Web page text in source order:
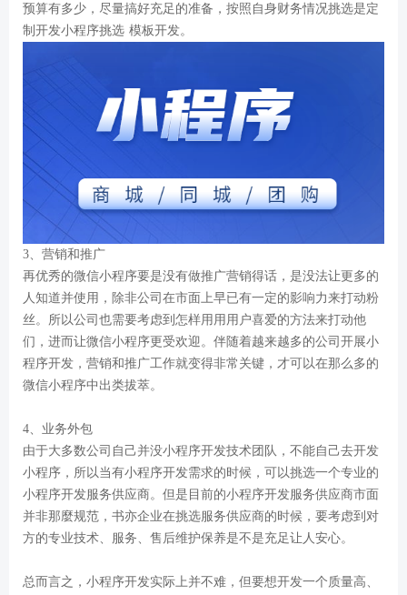
预算有多少，尽量搞好充足的准备，按照自身财务情况挑选是定
制开发小程序挑选 模板开发。
3、营销和推广
再优秀的微信小程序要是没有做推广营销得话，是没法让更多的
人知道并使用，除非公司在市面上早已有一定的影响力来打动粉
丝。所以公司也需要考虑到怎样用用用户喜爱的方法来打动他
们，进而让微信小程序更受欢迎。伴随着越来越多的公司开展小
程序开发，营销和推广工作就变得非常关键，才可以在那么多的
微信小程序中出类拔萃。
4、业务外包
由于大多数公司自己并没小程序开发技术团队，不能自己去开发
小程序，所以当有小程序开发需求的时候，可以挑选一个专业的
小程序开发服务供应商。但是目前的小程序开发服务供应商市面
并非那麼规范，书亦企业在挑选服务供应商的时候，要考虑到对
方的专业技术、服务、售后维护保养是不是充足让人安心。
总而言之，小程序开发实际上并不难，但要想开发一个质量高、